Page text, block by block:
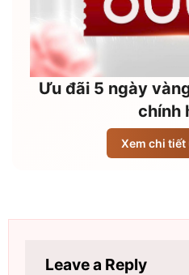
Ưu đãi 5 ngày
chính
Xem chi tiết
Leave a Reply